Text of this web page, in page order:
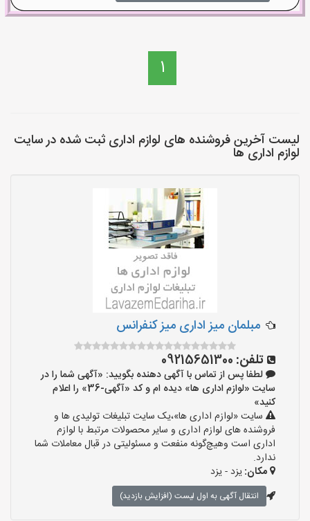
1
لیست آخرین فروشنده های لوازم اداری ثبت شده در سایت
لوازم اداری ها
مبلمان میز اداری میز کنفرانس
تلفن: 09215651300
لطفا پس از تماس با آگهی دهنده بگویید: «آگهی شما را در
سایت «لوازم اداری ها» دیده ام و کد «آگهی-36» را اعلام
کنید»
سایت «لوازم اداری ها»،یک سایت تبلیغات تولیدی ها و
فروشنده های لوازم اداری و سایر محصولات مرتبط با لوازم
اداری است وهیچ‌گونه منفعت و مسئولیتی در قبال معاملات شما
ندارد.
مکان:یزد - یزد
انتقال آگهی به اول لیست (افزایش بازدید)